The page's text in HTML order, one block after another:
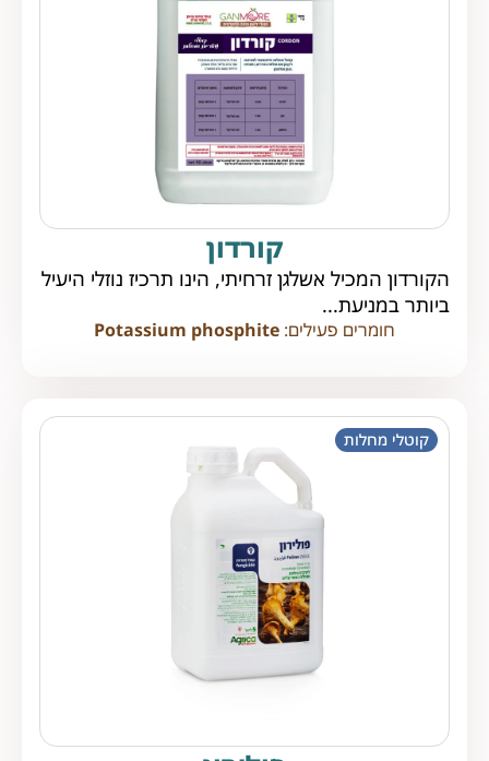
קורדון
הקורדון המכיל אשלגן זרחיתי, הינו תרכיז נוזלי היעיל
ביותר במניעת...
חומרים פעילים: Potassium phosphite
קוטלי מחלות